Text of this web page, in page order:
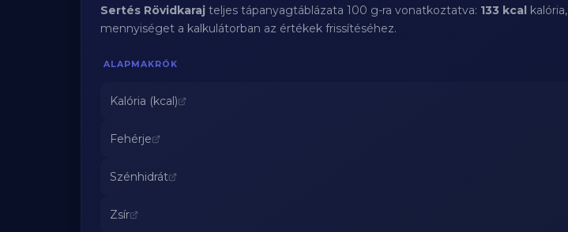
Sertés Rövidkaraj teljes tápanyagtáblázata 100 g-ra vonatkoztatva: 133 kcal kalória,
mennyiséget a kalkulátorban az értékek frissítéséhez.
ALAPMAKRÓK
Kalória (kcal)
Fehérje
Szénhidrát
Zsír